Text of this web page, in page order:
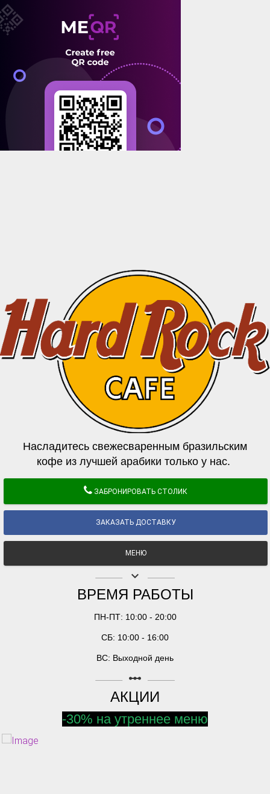
Насладитесь свежесваренным бразильским
кофе из лучшей арабики только у нас.
ЗАБРОНИРОВАТЬ СТОЛИК
ЗАКАЗАТЬ ДОСТАВКУ
МЕНЮ
keyboard_arrow_down
ВРЕМЯ РАБОТЫ
ПН-ПТ: 10:00 - 20:00
СБ: 10:00 - 16:00
ВС: Выходной день
linear_scale
АКЦИИ
-30% на утреннее меню